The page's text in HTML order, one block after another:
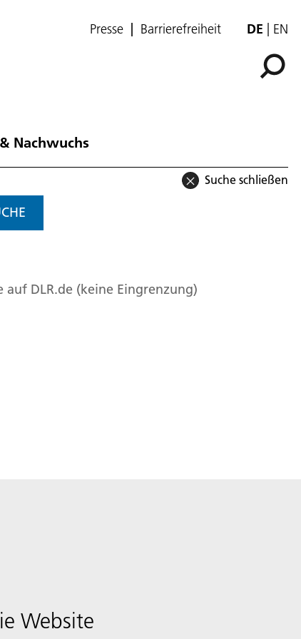
Presse Barrierefreiheit DE EN
Nachwuchs
Suche schließen
DLR.de (keine Eingrenzung)
Website